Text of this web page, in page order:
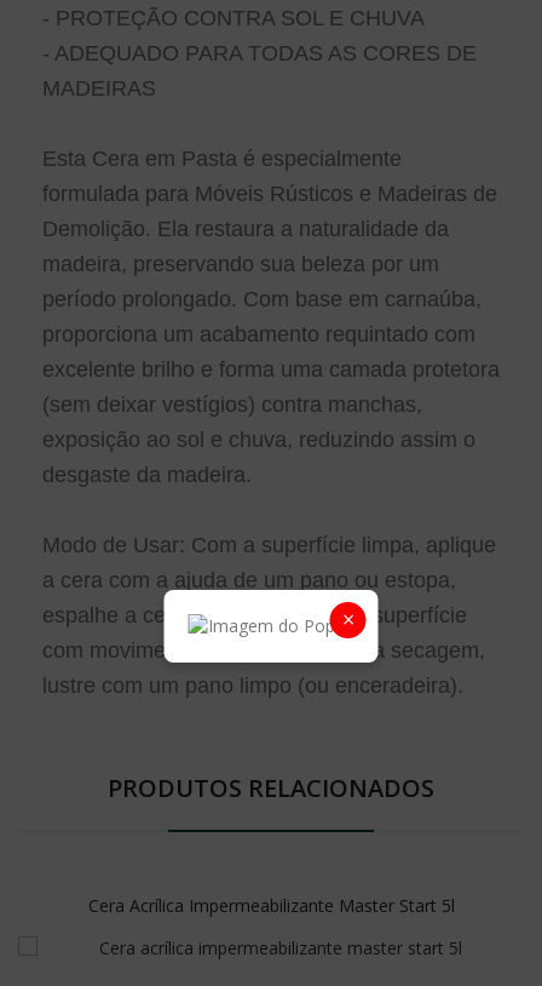
- PROTEÇÃO CONTRA SOL E CHUVA
- ADEQUADO PARA TODAS AS CORES DE
MADEIRAS
Esta Cera em Pasta é especialmente
formulada para Móveis Rústicos e Madeiras de
Demolição. Ela restaura a naturalidade da
madeira, preservando sua beleza por um
período prolongado. Com base em carnaúba,
proporciona um acabamento requintado com
excelente brilho e forma uma camada protetora
(sem deixar vestígios) contra manchas,
exposição ao sol e chuva, reduzindo assim o
desgaste da madeira.
Modo de Usar: Com a superfície limpa, aplique
a cera com a ajuda de um pano ou estopa,
espalhe a cera uniformemente na superfície
com movimentos circulares. Após a secagem,
lustre com um pano limpo (ou enceradeira).
PRODUTOS RELACIONADOS
Cera Acrílica Impermeabilizante Master Start 5l
×